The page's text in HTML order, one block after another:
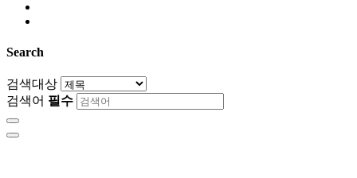
Search
검색대상
검색어 필수